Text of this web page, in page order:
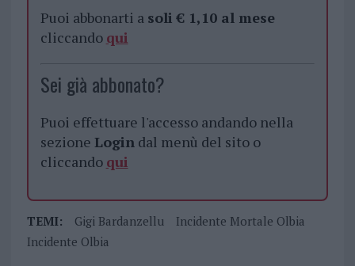
Puoi abbonarti a soli € 1,10 al mese
cliccando qui
Sei già abbonato?
Puoi effettuare l'accesso andando nella
sezione Logindal menù del sito o
cliccando qui
TEMI: Gigi Bardanzellu
Incidente Mortale Olbia
Incidente Olbia